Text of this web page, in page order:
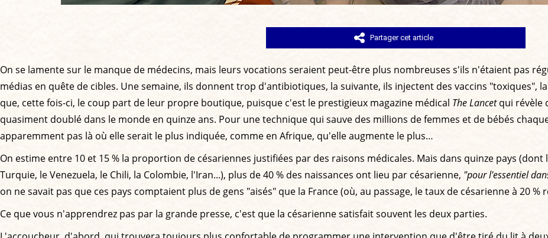
Partager cet article
On se lamente sur le manque de médecins, mais leurs vocations seraient peut-être plus nombreuses s'ils n'étaient pas
médias en quête de cibles. Une semaine, ils donnent trop d'antibiotiques, la suivante, ils injectent des vaccins "toxiques",
que, cette fois-ci, le coup part de leur propre boutique, puisque c'est le prestigieux magazine médical The Lancetqui révèle
quasiment doublé dans le monde en quinze ans. Pour une technique qui sauve des millions de femmes et de bébés
apparemment pas là où elle serait le plus indiquée, comme en Afrique, qu'elle augmente le plus…
On estime entre 10 et 15 % la proportion de césariennes justifiées par des raisons médicales. Mais dans quinze pays
Turquie, le Venezuela, le Chili, la Colombie, l'Iran...), plus de 40 % des naissances ont lieu par césarienne, "pour l'essentiel
on ne savait pas que ces pays comptaient plus de gens "aisés" que la France (où, au passage, le taux de césarienne à 20 %
Ce que vous n'apprendrez pas par la grande presse, c'est que la césarienne satisfait souvent les deux parties.